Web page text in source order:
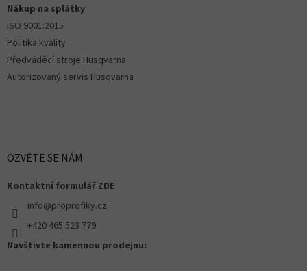
Nákup na splátky
ISO 9001:2015
Politika kvality
Předváděcí stroje Husqvarna
Autorizovaný servis Husqvarna
OZVĚTE SE NÁM
Kontaktní formulář ZDE
info@proprofiky.cz
+420 465 523 779
Navštivte kamennou prodejnu: